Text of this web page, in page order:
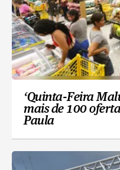
‘Quinta-Feira
mais de 100
Paula